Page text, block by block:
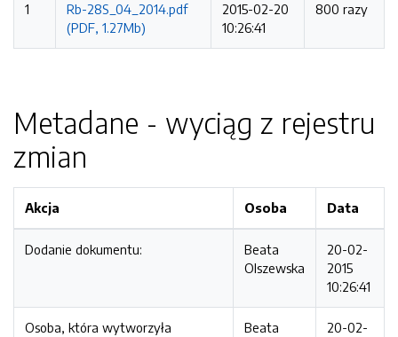
1
Rb-28S_04_2014.pdf
(PDF, 1.27Mb)
2015-02-20
10:26:41
800 razy
Metadane - wyciąg z rejestru
zmian
Akcja Osoba Data
Dodanie dokumentu:
Beata
Olszewska
20-02-
2015
10:26:41
Osoba, która wytworzyła
Beata
20-02-